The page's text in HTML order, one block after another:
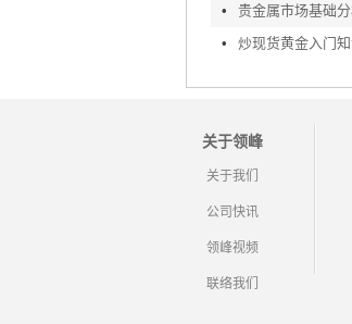
•
贵金属市场基础
•
关于领峰
关于我们
公司快讯
领峰视频
联络我们